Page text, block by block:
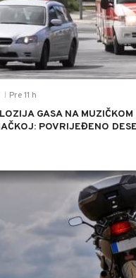
Pre 11 h
GASA NA
POVRIJEĐENO